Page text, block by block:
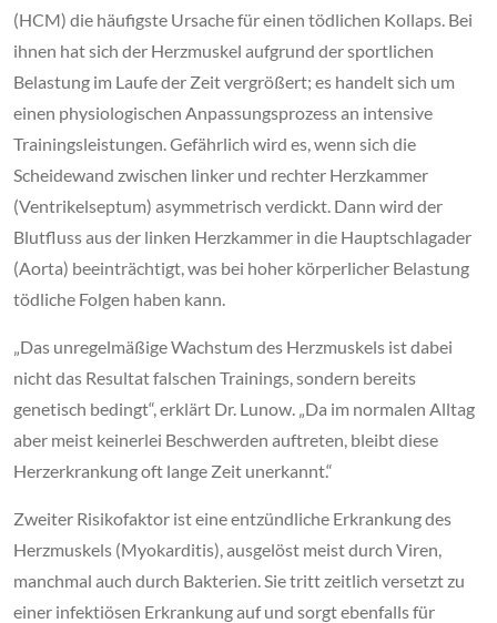
(HCM) die häufigste Ursache für einen tödlichen Kollaps. Bei
ihnen hat sich der Herzmuskel aufgrund der sportlichen
Belastung im Laufe der Zeit vergrößert; es handelt sich um
einen physiologischen Anpassungsprozess an intensive
Trainingsleistungen. Gefährlich wird es, wenn sich die
Scheidewand zwischen linker und rechter Herzkammer
(Ventrikelseptum) asymmetrisch verdickt. Dann wird der
Blutfluss aus der linken Herzkammer in die Hauptschlagader
(Aorta) beeinträchtigt, was bei hoher körperlicher Belastung
tödliche Folgen haben kann.
„Das unregelmäßige Wachstum des Herzmuskels ist dabei
nicht das Resultat falschen Trainings, sondern bereits
genetisch bedingt“, erklärt Dr. Lunow. „Da im normalen Alltag
aber meist keinerlei Beschwerden auftreten, bleibt diese
Herzerkrankung oft lange Zeit unerkannt.“
Zweiter Risikofaktor ist eine entzündliche Erkrankung des
Herzmuskels (Myokarditis), ausgelöst meist durch Viren,
manchmal auch durch Bakterien. Sie tritt zeitlich versetzt zu
einer infektiösen Erkrankung auf und sorgt ebenfalls für